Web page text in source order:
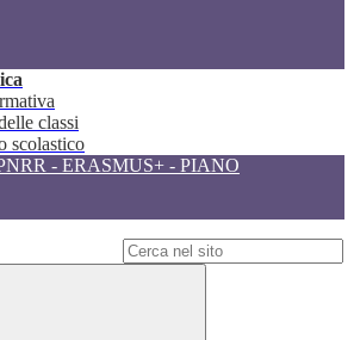
classi
scolastico
- ERASMUS+ - PIANO